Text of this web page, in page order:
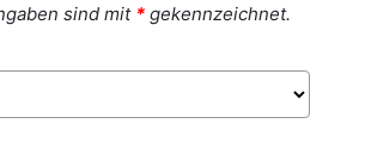
sind mit *gekennzeichnet.